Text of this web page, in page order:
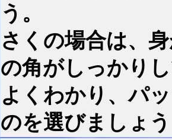
う。
さくの場合は、
の角がしっかり
よくわかり、パ
のを選びましょ